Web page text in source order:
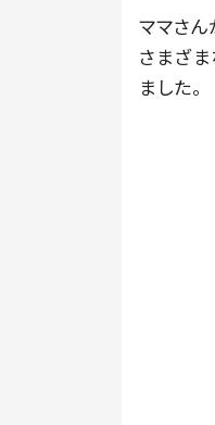
ママさん
さまざ
ました。